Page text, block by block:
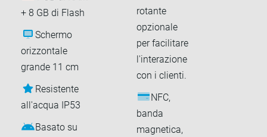
+ 8 GB di Flash
Schermo
orizzontale
grande 11 cm
Resistente
all'acqua IP53
Basato su
rotante
opzionale
per facilitare
l'interazione
con i clienti.
NFC,
banda
magnetica,